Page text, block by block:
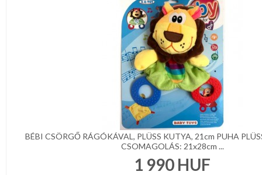
BÉBI CSÖRGŐ RÁGÓKÁVAL, PLÜSS KUTYA, 21cm PUHA
CSOMAGOLÁS: 21x28cm ...
1 990 HUF